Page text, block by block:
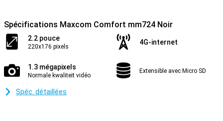
Spécifications Maxcom Comfort mm724 Noir
2.2 pouce
220x176 pixels
4G-internet
1.3 mégapixels
Normale kwaliteit vidéo
Extensible avec Micro SD
Spéc. détaillées